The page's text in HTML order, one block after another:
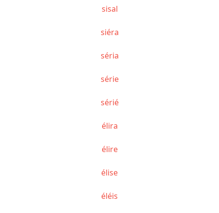
sisal
siéra
séria
série
sérié
élira
élire
élise
éléis